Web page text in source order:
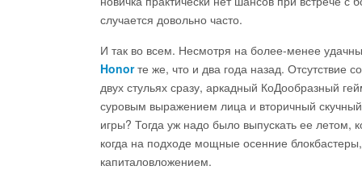
случается довольно часто.
И так во всем. Несмотря на более-менее
Honorте же, что и два года назад. Отсутствие
двух стульях сразу, аркадный КоДообразный
суровым выражением лица и вторичный
игры? Тогда уж надо было выпускать ее летом,
когда на подходе мощные осенние
капиталовложением.